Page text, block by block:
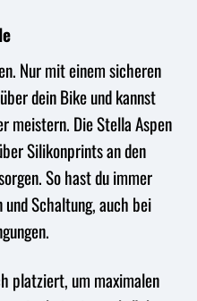
Nur mit einem sicheren
dein Bike und kannst
meistern. Die Stella Aspen
Silikonprints an den
So hast du immer
Schaltung, auch bei
platziert, um maximalen